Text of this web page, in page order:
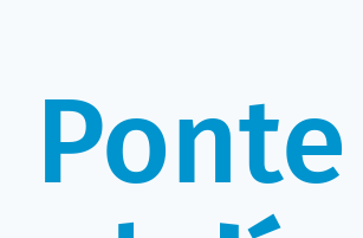
Ponte